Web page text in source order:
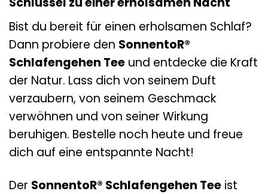
Bist du bereit für einen erholsamen Schlaf?
Dann probiere den SonnentoR®
Schlafengehen Tee und entdecke die Kraft
der Natur. Lass dich von seinem Duft
verzaubern, von seinem Geschmack
verwöhnen und von seiner Wirkung
beruhigen. Bestelle noch heute und freue
dich auf eine entspannte Nacht!
Der SonnentoR® Schlafengehen Tee ist